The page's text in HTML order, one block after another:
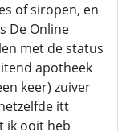
of siropen, en
De Online
met de status
apotheek
keer) zuiver
itt
ik ooit heb